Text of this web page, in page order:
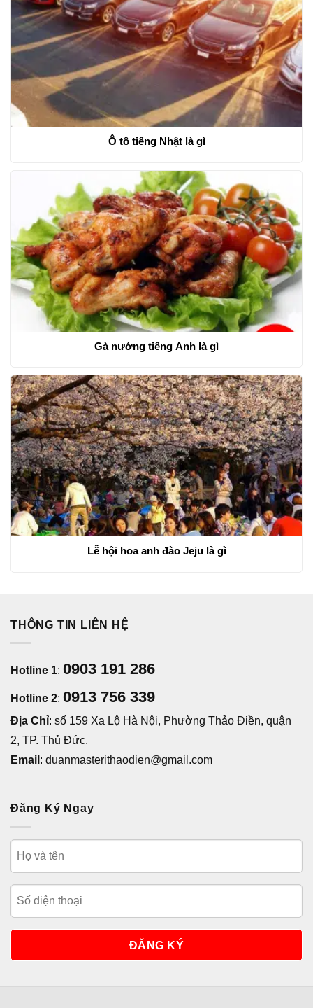
Ô tô tiếng Nhật là gì
Gà nướng tiếng Anh là gì
Lễ hội hoa anh đào Jeju là gì
THÔNG TIN LIÊN HỆ
Hotline 1: 0903 191 286
Hotline 2: 0913 756 339
Địa Chỉ: số 159 Xa Lộ Hà Nội, Phường Thảo Điền, quận
2, TP. Thủ Đức.
Email : duanmasterithaodien@gmail.com
Đăng Ký Ngay